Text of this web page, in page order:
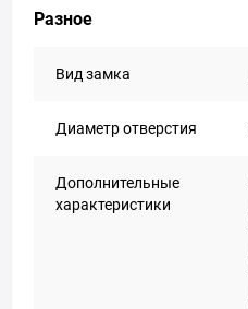
Разное
Вид замка
Диаметр отверстия
Дополнительные
характеристики